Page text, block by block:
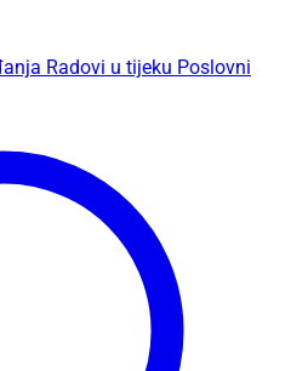
Radovi u tijeku Poslovni